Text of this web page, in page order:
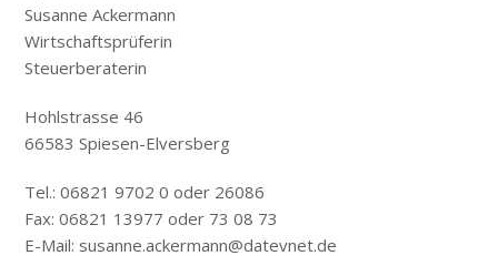
Susanne Ackermann
Wirtschaftsprüferin
Steuerberaterin
Hohlstrasse 46
66583 Spiesen-Elversberg
Tel.: 06821 9702 0 oder 26086
Fax: 06821 13977 oder 73 08 73
E-Mail: susanne.ackermann@datevnet.de